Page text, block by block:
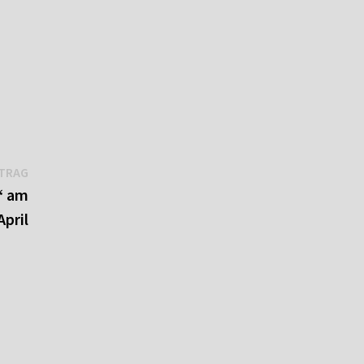
Nächster
Beitrag:
am